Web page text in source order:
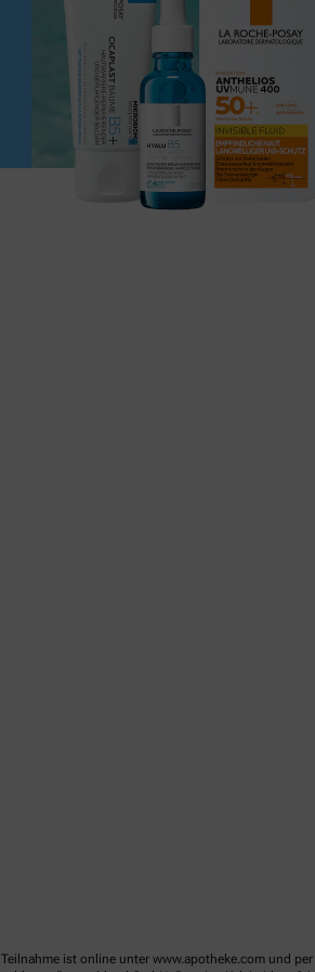
ist online unter www.apotheke.com und